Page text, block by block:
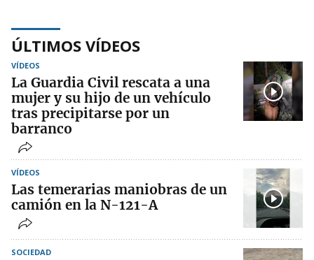
ÚLTIMOS VÍDEOS
VÍDEOS
La Guardia Civil rescata a una
mujer y su hijo de un vehículo
tras precipitarse por un
barranco
VÍDEOS
Las temerarias maniobras de un
camión en la N-121-A
SOCIEDAD